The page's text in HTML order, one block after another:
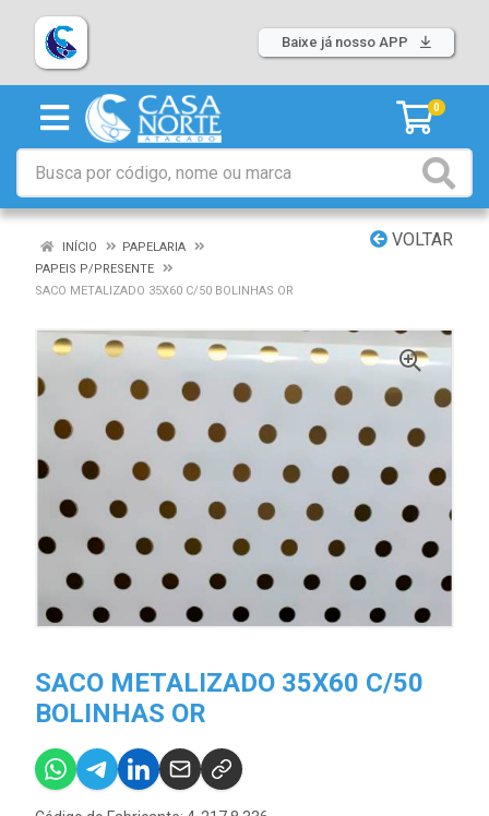
Baixe já nosso APP
0
VOLTAR
INÍCIO
PAPELARIA
PAPEIS P/PRESENTE
SACO METALIZADO 35X60 C/50 BOLINHAS OR
SACO METALIZADO 35X60 C/50
BOLINHAS OR